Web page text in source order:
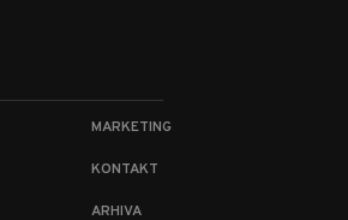
MARKETING
KONTAKT
ARHIVA